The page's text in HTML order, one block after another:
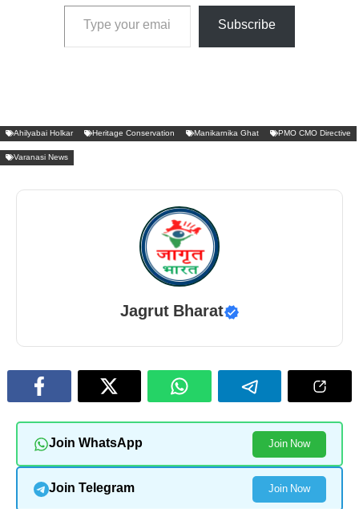
Type your email…
Subscribe
Ahilyabai Holkar Heritage Conservation Manikarnika Ghat PMO CMO Directive
Varanasi News
Jagrut Bharat
Join WhatsApp Join Now
Join Telegram Join Now